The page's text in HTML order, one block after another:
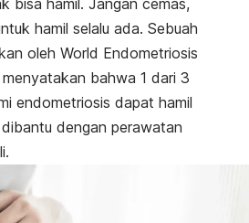
bisa hamil. Jangan cemas,
hamil selalu ada. Sebuah
oleh World Endometriosis
bahwa 1 dari 3
endometriosis dapat hamil
dengan perawatan